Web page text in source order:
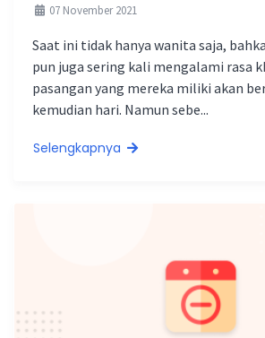
07 November 2021
Saat ini tidak hanya wanita saja,
pun juga sering kali mengalami rasa
pasangan yang mereka miliki akan
kemudian hari. Namun sebe...
Selengkapnya